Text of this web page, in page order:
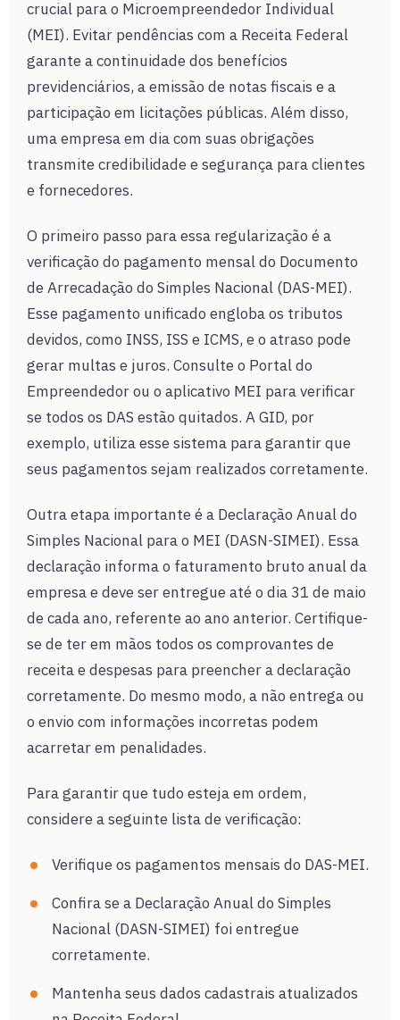
crucial para o Microempreendedor Individual
(MEI). Evitar pendências com a Receita Federal
garante a continuidade dos benefícios
previdenciários, a emissão de notas fiscais e a
participação em licitações públicas. Além disso,
uma empresa em dia com suas obrigações
transmite credibilidade e segurança para clientes
e fornecedores.
O primeiro passo para essa regularização é a
verificação do pagamento mensal do Documento
de Arrecadação do Simples Nacional (DAS-MEI).
Esse pagamento unificado engloba os tributos
devidos, como INSS, ISS e ICMS, e o atraso pode
gerar multas e juros. Consulte o Portal do
Empreendedor ou o aplicativo MEI para verificar
se todos os DAS estão quitados. A GID, por
exemplo, utiliza esse sistema para garantir que
seus pagamentos sejam realizados corretamente.
Outra etapa importante é a Declaração Anual do
Simples Nacional para o MEI (DASN-SIMEI). Essa
declaração informa o faturamento bruto anual da
empresa e deve ser entregue até o dia 31 de maio
de cada ano, referente ao ano anterior. Certifique-
se de ter em mãos todos os comprovantes de
receita e despesas para preencher a declaração
corretamente. Do mesmo modo, a não entrega ou
o envio com informações incorretas podem
acarretar em penalidades.
Para garantir que tudo esteja em ordem,
considere a seguinte lista de verificação:
Verifique os pagamentos mensais do DAS-MEI.
Confira se a Declaração Anual do Simples
Nacional (DASN-SIMEI) foi entregue
corretamente.
Mantenha seus dados cadastrais atualizados